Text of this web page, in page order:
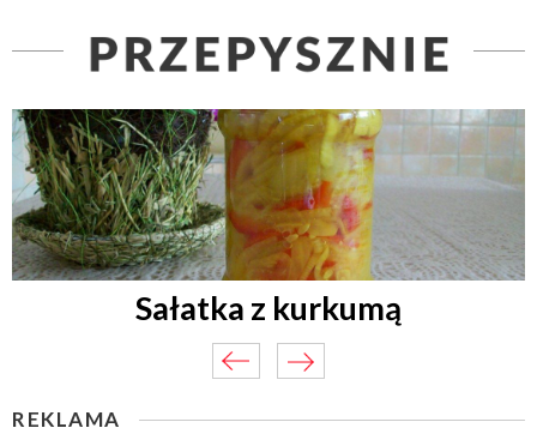
Sałatka z kurkumą
REKLAMA